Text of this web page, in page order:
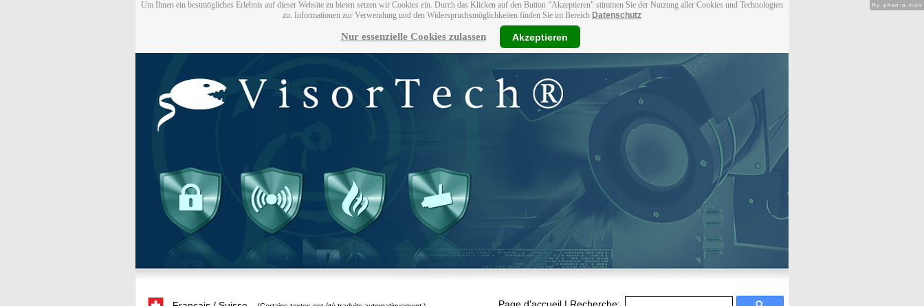
Um Ihnen ein bestmögliches Erlebnis auf dieser Website zu bieten setzen wir Cookies ein. Durch das Klicken auf den Button "Akzeptieren" stimmen Sie der Nutzung aller Cookies und Technologien
zu. Informationen zur Verwendung und den Widerspruchsmöglichkeiten finden Sie im Bereich Datenschutz
Nur essenzielle Cookies zulassen Akzeptieren
Hy-phen-a-tion